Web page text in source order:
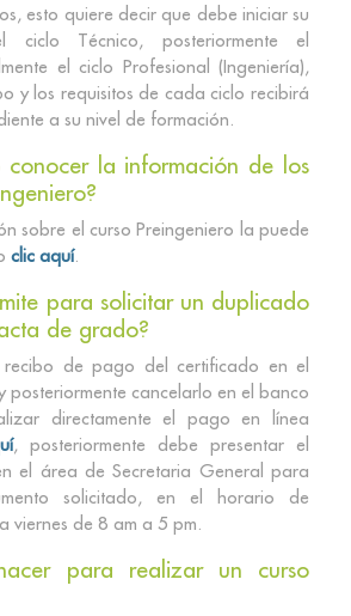
esto quiere decir que debe iniciar su
ciclo Técnico, posteriormente el
el ciclo Profesional (Ingeniería),
y los requisitos de cada ciclo recibirá
a su nivel de formación.
conocer la información de los
sobre el curso Preingeniero la puede
clic aquí.
para solicitar un duplicado
de grado?
recibo de pago del certificado en el
posteriormente cancelarlo en el banco
directamente el pago en línea
, posteriormente debe presentar el
el área de Secretaria General para
solicitado, en el horario de
viernes de 8 am a 5 pm.
para realizar un curso